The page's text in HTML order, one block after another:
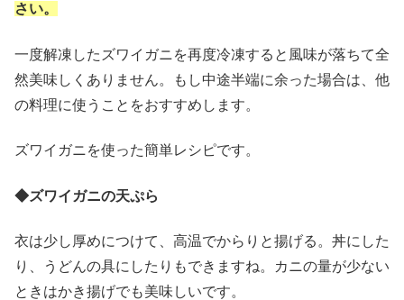
さい。
一度解凍したズワイガニを再度冷凍すると風味が落ちて全
然美味しくありません。もし中途半端に余った場合は、他
の料理に使うことをおすすめします。
ズワイガニを使った簡単レシピです。
◆ズワイガニの天ぷら
衣は少し厚めにつけて、高温でからりと揚げる。丼にした
り、うどんの具にしたりもできますね。カニの量が少ない
ときはかき揚げでも美味しいです。